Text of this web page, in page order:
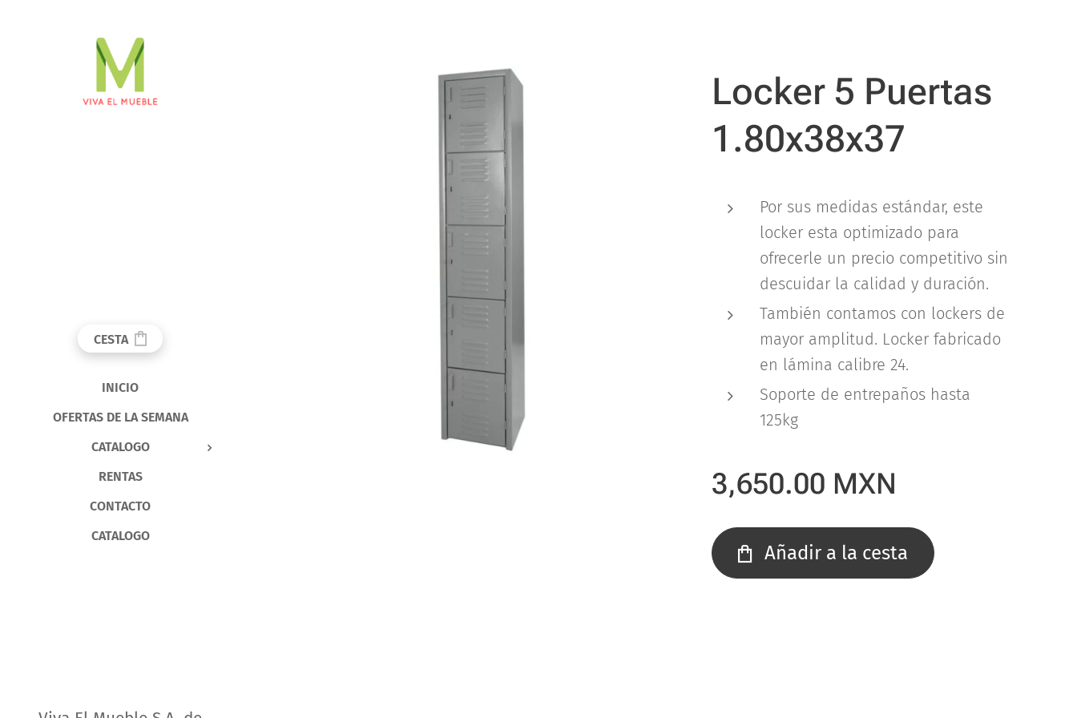
CESTA
INICIO
OFERTAS DE LA SEMANA
CATALOGO
RENTAS
CONTACTO
CATALOGO
Locker 5 Puertas
1.80x38x37
Por sus medidas estándar, este
locker esta optimizado para
ofrecerle un precio competitivo sin
descuidar la calidad y duración.
También contamos con lockers de
mayor amplitud. Locker fabricado
en lámina calibre 24.
Soporte de entrepaños hasta
125kg
3,650.00 MXN
Añadir a la cesta